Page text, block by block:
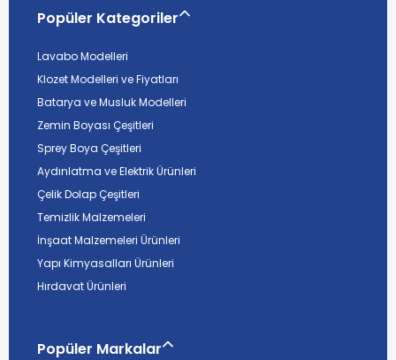
Popüler Kategoriler
Lavabo Modelleri
Klozet Modelleri ve Fiyatları
Batarya ve Musluk Modelleri
Zemin Boyası Çeşitleri
Sprey Boya Çeşitleri
Aydınlatma ve Elektrik Ürünleri
Çelik Dolap Çeşitleri
Temizlik Malzemeleri
İnşaat Malzemeleri Ürünleri
Yapı Kimyasalları Ürünleri
Hırdavat Ürünleri
Popüler Markalar